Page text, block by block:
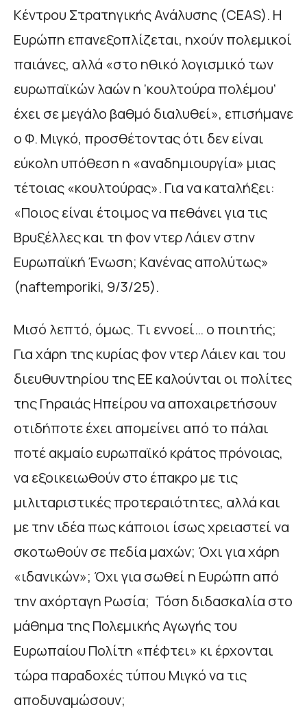
Κέντρου Στρατηγικής Ανάλυσης (CEAS). Η
Ευρώπη επανεξοπλίζεται, ηχούν πολεμικοί
παιάνες, αλλά «στο ηθικό λογισμικό των
ευρωπαϊκών λαών η ‘κουλτούρα πολέμου’
έχει σε μεγάλο βαθμό διαλυθεί», επισήμανε
ο Φ. Μιγκό, προσθέτοντας ότι δεν είναι
εύκολη υπόθεση η «αναδημιουργία» μιας
τέτοιας «κουλτούρας». Για να καταλήξει:
«Ποιος είναι έτοιμος να πεθάνει για τις
Βρυξέλλες και τη φον ντερ Λάιεν στην
Ευρωπαϊκή Ένωση; Κανένας απολύτως»
(naftemporiki, 9/3/25).
Μισό λεπτό, όμως. Τι εννοεί… ο ποιητής;
Για χάρη της κυρίας φον ντερ Λάιεν και του
διευθυντηρίου της ΕΕ καλούνται οι πολίτες
της Γηραιάς Ηπείρου να αποχαιρετήσουν
οτιδήποτε έχει απομείνει από το πάλαι
ποτέ ακμαίο ευρωπαϊκό κράτος πρόνοιας,
να εξοικειωθούν στο έπακρο με τις
μιλιταριστικές προτεραιότητες, αλλά και
με την ιδέα πως κάποιοι ίσως χρειαστεί να
σκοτωθούν σε πεδία μαχών; Όχι για χάρη
«ιδανικών»; Όχι για σωθεί η Ευρώπη από
την αχόρταγη Ρωσία; Τόση διδασκαλία στο
μάθημα της Πολεμικής Αγωγής του
Ευρωπαίου Πολίτη «πέφτει» κι έρχονται
τώρα παραδοχές τύπου Μιγκό να τις
αποδυναμώσουν;